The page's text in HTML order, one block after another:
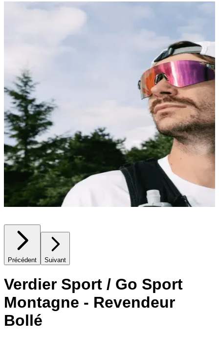
Précédent Suivant
Verdier Sport / Go Sport
Montagne - Revendeur
Bollé